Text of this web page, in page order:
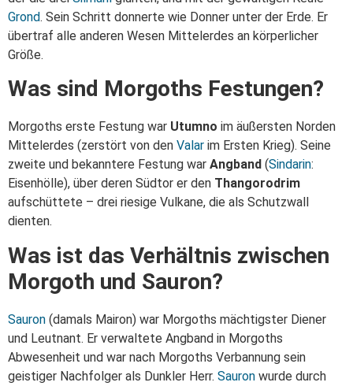
Grond. Sein Schritt donnerte wie Donner unter der Erde. Er
übertraf alle anderen Wesen Mittelerdes an körperlicher
Größe.
Was sind Morgoths Festungen?
Morgoths erste Festung war Utumno im äußersten Norden
Mittelerdes (zerstört von den Valar im Ersten Krieg). Seine
zweite und bekanntere Festung war Angband (Sindarin:
Eisenhölle), über deren Südtor er den Thangorodrim
aufschüttete – drei riesige Vulkane, die als Schutzwall
dienten.
Was ist das Verhältnis zwischen
Morgoth und Sauron?
Sauron (damals Mairon) war Morgoths mächtigster Diener
und Leutnant. Er verwaltete Angband in Morgoths
Abwesenheit und war nach Morgoths Verbannung sein
geistiger Nachfolger als Dunkler Herr. Sauron wurde durch